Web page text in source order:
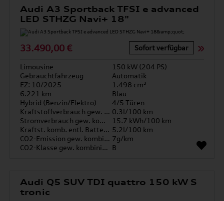
Audi A3 Sportback TFSI e advanced
LED STHZG Navi+ 18"
33.490,00 € Sofort verfügbar
Limousine
150 kW (204 PS)
Gebrauchtfahrzeug
Automatik
EZ: 10/2025
1.498 cm³
6.221 km
Blau
Hybrid (Benzin/Elektro)
4/5 Türen
Kraftstoffverbrauch gew. kombiniert 0.3l/100 km
Stromverbrauch gew. kombiniert
15.7 kWh/100 km
Kraftst. komb. entl. Batterie 5.2l/100 km
CO2-Emission gew. kombiniert 7g/km
CO2-Klasse gew. kombiniert B
Audi Q5 SUV TDI quattro 150 kW S
tronic